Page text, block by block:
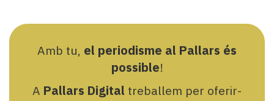
Amb tu, el periodisme al Pallars és
possible!
A Pallars Digital treballem per oferir-